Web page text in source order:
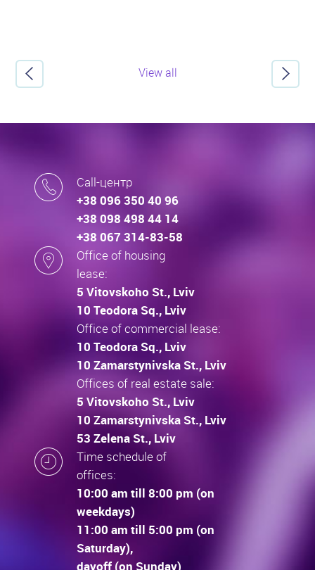
View all
Call-центр
+38 096 350 40 96
+38 098 498 44 14
+38 067 314-83-58
Office of housing
lease:
5 Vitovskoho St., Lviv
10 Teodora Sq., Lviv
Office of commercial lease:
10 Teodora Sq., Lviv
10 Zamarstynivska St., Lviv
Offices of real estate sale:
5 Vitovskoho St., Lviv
10 Zamarstynivska St., Lviv
53 Zelena St., Lviv
Time schedule of
offices:
10:00 am till 8:00 pm (on
weekdays)
11:00 am till 5:00 pm (on
Saturday),
dayoff (on Sunday)